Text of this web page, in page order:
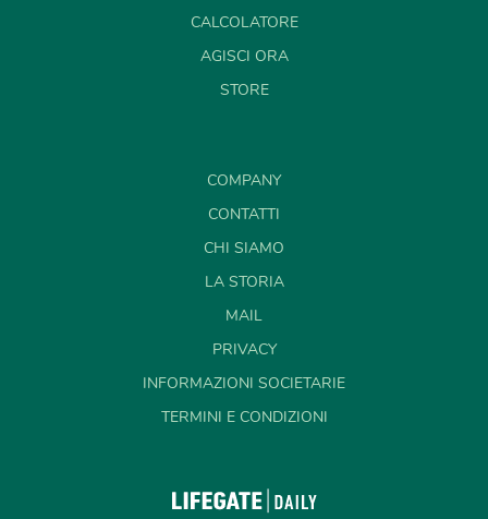
CALCOLATORE
AGISCI ORA
STORE
COMPANY
CONTATTI
CHI SIAMO
LA STORIA
MAIL
PRIVACY
INFORMAZIONI SOCIETARIE
TERMINI E CONDIZIONI